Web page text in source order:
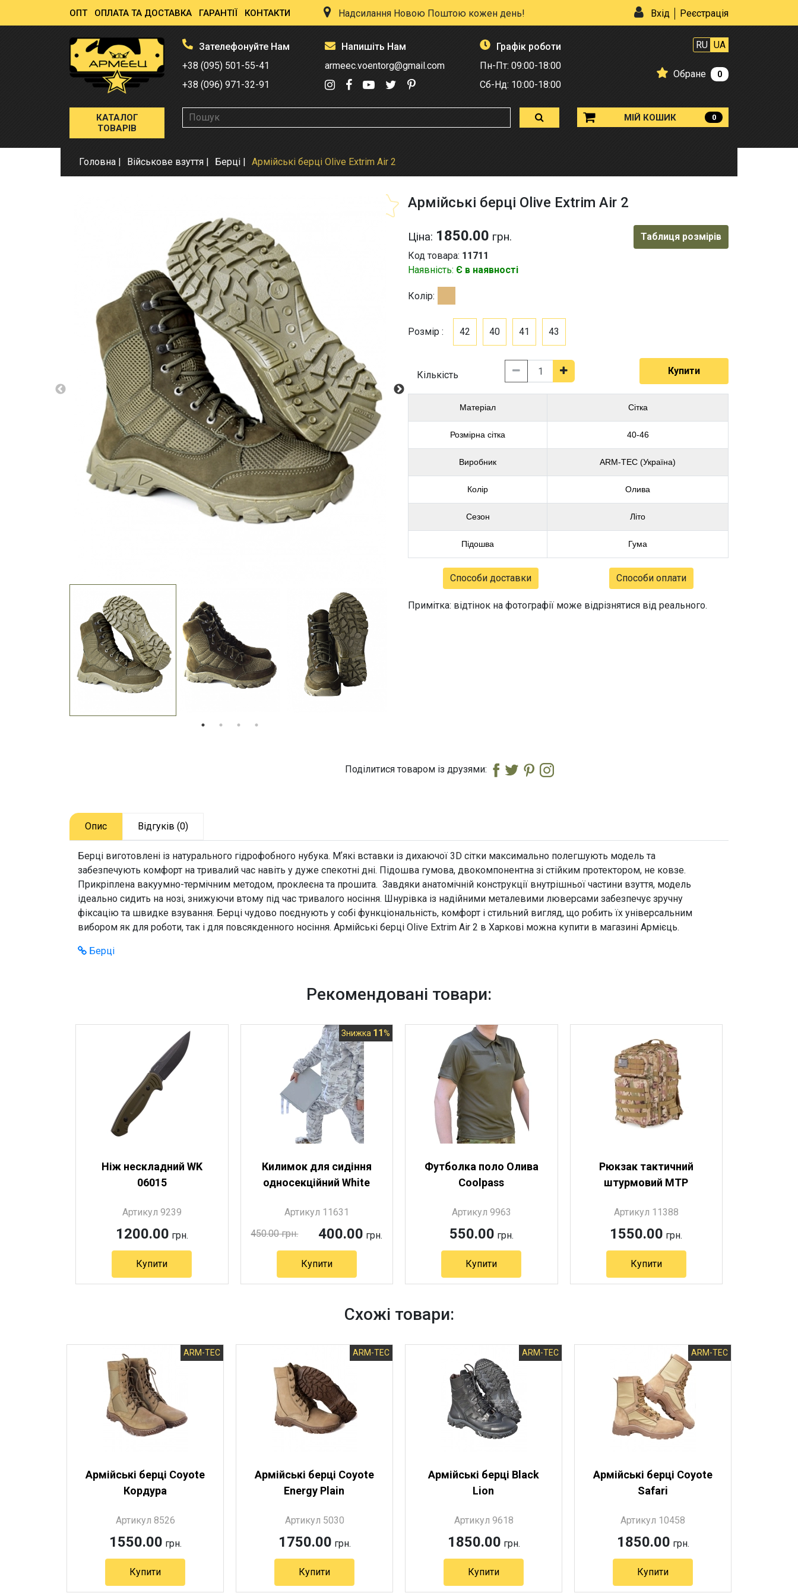
ОПТ ОПЛАТА ТА ДОСТАВКА ГАРАНТІЇ КОНТАКТИ Надсилання Новою Поштою кожен день! Вхід Реєстрація
Зателефонуйте Нам
+38 (095) 501-55-41
+38 (096) 971-32-91
Напишіть Нам
armeec.voentorg@gmail.com
Графік роботи
Пн-Пт: 09:00-18:00
Сб-Нд: 10:00-18:00
RU UA
Обране 0
КАТАЛОГ
ТОВАРІВ
МІЙ КОШИК 0
Головна Військове взуття Берці Армійські берці Olive Extrim Air 2
Армійські берці Olive Extrim Air 2
Ціна: 1850.00 грн.
Таблиця розмірів
Код товара: 11711
Наявність: Є в наявності
Колір:
Розмір : 42 40 41 43
Кількість Купити
Матеріал Сітка
Розмірна сітка 40-46
Виробник ARM-TEC (Україна)
Колір Олива
Сезон Літо
Підошва Гума
Способи доставки Способи оплати
Примітка: відтінок на фотографії може відрізнятися від реального.
Поділитися товаром із друзями:
Опис Відгуків (0)
Берці виготовлені із натурального гідрофобного нубука. Мʼякі вставки із дихаючої 3D сітки максимально полегшують модель та
забезпечують комфорт на тривалий час навіть у дуже спекотні дні. Підошва гумова, двокомпонентна зі стійким протектором, не ковзе.
Прикріплена вакуумно-термічним методом, проклеєна та прошита. Завдяки анатомічній конструкції внутрішньої частини взуття, модель
ідеально сидить на нозі, знижуючи втому під час тривалого носіння. Шнурівка із надійними металевими люверсами забезпечує зручну
фіксацію та швидке взування. Берці чудово поєднують у собі функціональність, комфорт і стильний вигляд, що робить їх універсальним
вибором як для роботи, так і для повсякденного носіння. Армійські берці Olive Extrim Air 2 в Харкові можна купити в магазині Армієць.
Берці
Рекомендовані товари:
Ніж нескладний WK
06015
Артикул 9239
1200.00 грн.
Купити
Знижка 11%
Килимок для сидіння
односекційний White
Артикул 11631
450.00 грн.
400.00 грн.
Купити
Футболка поло Олива
Coolpass
Артикул 9963
550.00 грн.
Купити
Рюкзак тактичний
штурмовий MTP
Артикул 11388
1550.00 грн.
Купити
Схожі товари:
ARM-TEC
Армійські берці Coyote
Кордура
Артикул 8526
1550.00 грн.
Купити
ARM-TEC
Армійські берці Coyote
Energy Plain
Артикул 5030
1750.00 грн.
Купити
ARM-TEC
Армійські берці Black
Lion
Артикул 9618
1850.00 грн.
Купити
ARM-TEC
Армійські берці Coyote
Safari
Артикул 10458
1850.00 грн.
Купити